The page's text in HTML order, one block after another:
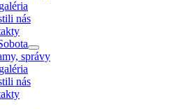
nás
správy
nás